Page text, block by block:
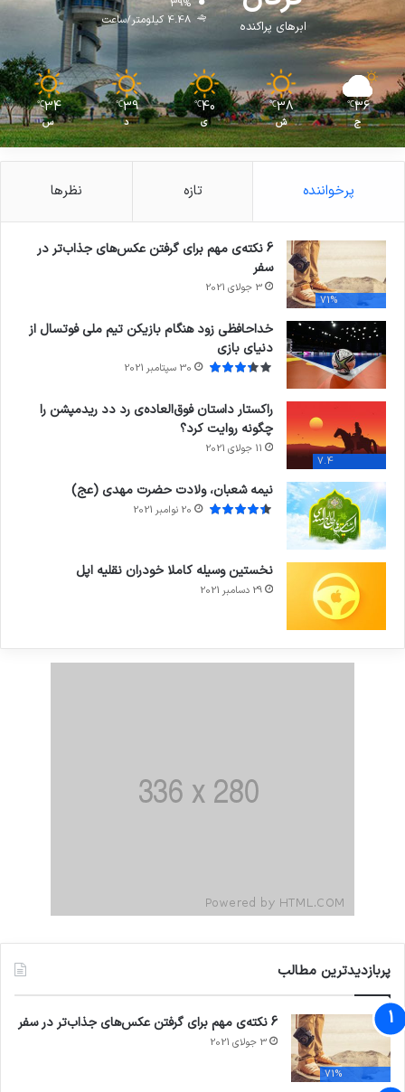
ابرهای پراکنده
39%
4.48 کیلومتر/ساعت
36
℃
ج
38
℃
ش
40
℃
ی
39
℃
د
34
℃
س
پرخواننده تازه نظرها
71%
6 نکته‌ی مهم برای گرفتن عکس‌های جذاب‌تر در
سفر
3 جولای 2021
خداحافظی زود هنگام بازیکن تیم ملی فوتسال از
دنیای بازی
30 سپتامبر 2021
7.4
راکستار داستان فوق‌العاده‌ی رد دد ریدمپشن را
چگونه روایت کرد؟
11 جولای 2021
نیمه شعبان، ولادت حضرت مهدی (عج)
20 نوامبر 2021
نخستین وسیله کاملا خودران نقلیه اپل
29 دسامبر 2021
پربازدیدترین مطالب
71%
6 نکته‌ی مهم برای گرفتن عکس‌های جذاب‌تر در سفر
3 جولای 2021